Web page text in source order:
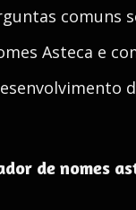
comuns
Asteca e
de nomes